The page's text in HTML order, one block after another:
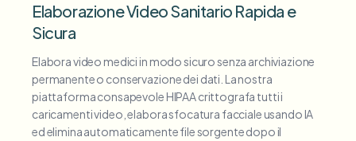
Elaborazione Video Sanitario Rapida e
Sicura
Elabora video medici in modo sicuro senza archiviazione
permanente o conservazione dei dati. La nostra
piattaforma consapevole HIPAA crittografa tutti i
caricamenti video, elabora sfocatura facciale usando IA
ed elimina automaticamente file sorgente dopo il